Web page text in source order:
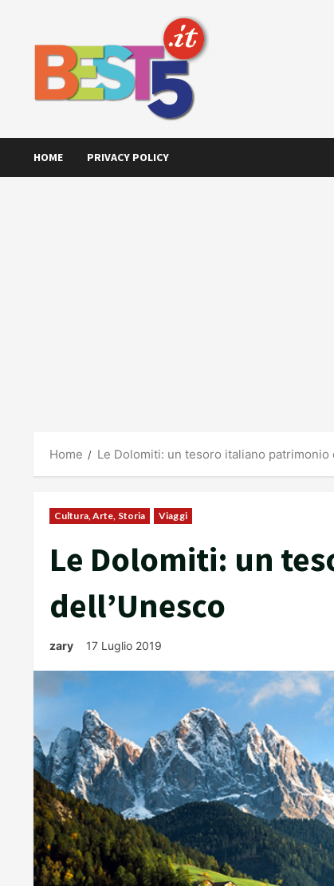
HOME PRIVACY POLICY
Home Le Dolomiti: un tesoro italiano patrimonio
Cultura, Arte, Storia Viaggi
Le Dolomiti: un
dell’Unesco
zary 17 Luglio 2019